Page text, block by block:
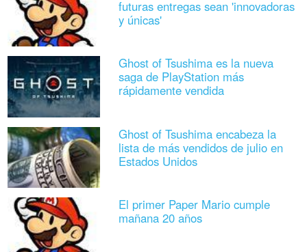
futuras entregas sean 'innovadoras
y únicas'
Ghost of Tsushima es la nueva
saga de PlayStation más
rápidamente vendida
Ghost of Tsushima encabeza la
lista de más vendidos de julio en
Estados Unidos
El primer Paper Mario cumple
mañana 20 años